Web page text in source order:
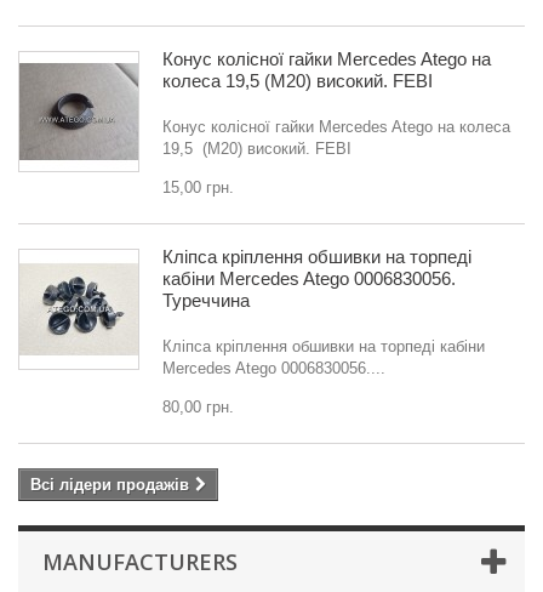
Конус колісної гайки Mercedes Atego на
колеса 19,5 (M20) високий. FEBI
Конус колісної гайки Mercedes Atego на колеса
19,5 (M20) високий. FEBI
15,00 грн.
Кліпса кріплення обшивки на торпеді
кабіни Mercedes Atego 0006830056.
Туреччина
Кліпса кріплення обшивки на торпеді кабіни
Mercedes Atego 0006830056....
80,00 грн.
Всі лідери продажів
MANUFACTURERS